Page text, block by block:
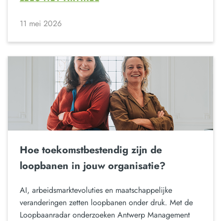
11 mei 2026
Hoe toekomstbestendig zijn de
loopbanen in jouw organisatie?
AI, arbeidsmarktevoluties en maatschappelijke
veranderingen zetten loopbanen onder druk. Met de
Loopbaanradar onderzoeken Antwerp Management